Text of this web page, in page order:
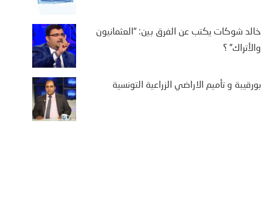
خالد شوكات يكتب عن الفرق بين: “العثمانيون
والأتراك” ؟
بورقيبة و تأميم الاراضي الزراعية التونسية